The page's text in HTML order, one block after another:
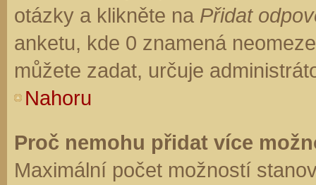
otázky a klikněte na Přidat
anketu, kde 0 znamená
můžete zadat, určuje
Nahoru
Proč nemohu přidat více
Maximální počet možností